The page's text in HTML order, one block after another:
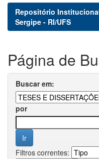
Repositório
Sergipe - RI/UFS
Página de
Buscar em:
por
Filtros correntes: